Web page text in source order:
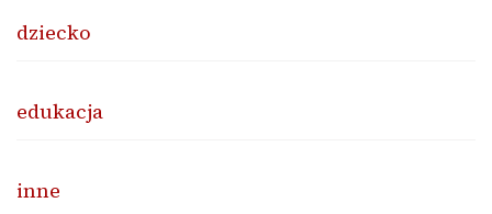
dziecko
edukacja
inne